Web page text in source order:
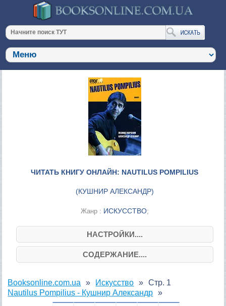
ЧИТАТЬ КНИГУ ОНЛАЙН: NAUTILUS POMPILIUS
(КУШНИР АЛЕКСАНДР)
Жанр : ИСКУССТВО;
НАСТРОЙКИ....
СОДЕРЖАНИЕ....
Booksonline.com.ua
Искусство
Nautilus Pompilius - Кушнир Александр
Стр. 1